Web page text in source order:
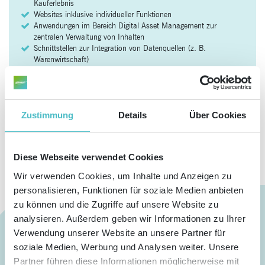
Zustimmung Details Über Cookies
Diese Webseite verwendet Cookies
Wir verwenden Cookies, um Inhalte und Anzeigen zu
personalisieren, Funktionen für soziale Medien anbieten
zu können und die Zugriffe auf unsere Website zu
analysieren. Außerdem geben wir Informationen zu Ihrer
Verwendung unserer Website an unsere Partner für
soziale Medien, Werbung und Analysen weiter. Unsere
Partner führen diese Informationen möglicherweise mit
Kauferlebnis
Websites inklusive individueller Funktionen
Anwendungen im Bereich Digital Asset Management zur
zentralen Verwaltung von Inhalten
Schnittstellen zur Integration von Datenquellen (z. B.
Warenwirtschaft)
jetzt Kontakt aufnehmen!
Webshops